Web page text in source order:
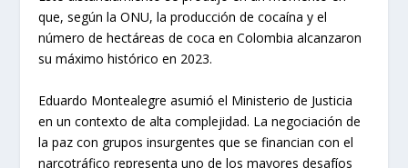
que, según la ONU, la producción de cocaína y el
número de hectáreas de coca en Colombia alcanzaron
su máximo histórico en 2023.
Eduardo Montealegre asumió el Ministerio de Justicia
en un contexto de alta complejidad. La negociación de
la paz con grupos insurgentes que se financian con el
narcotráfico representa uno de los mayores desafíos